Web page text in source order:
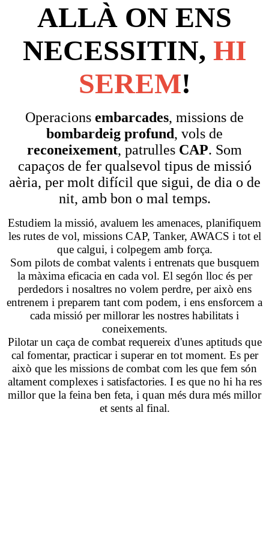
ALLÀ ON ENS
NECESSITIN, HI
SEREM!
Operacions embarcades, missions de
bombardeig profund, vols de
reconeixement, patrulles CAP. Som
capaços de fer qualsevol tipus de missió
aèria, per molt difícil que sigui, de dia o de
nit, amb bon o mal temps.
Estudiem la missió, avaluem les amenaces, planifiquem
les rutes de vol, missions CAP, Tanker, AWACS i tot el
que calgui, i colpegem amb força.
Som pilots de combat valents i entrenats que busquem
la màxima eficacia en cada vol. El segón lloc és per
perdedors i nosaltres no volem perdre, per això ens
entrenem i preparem tant com podem, i ens ensforcem a
cada missió per millorar les nostres habilitats i
coneixements.
Pilotar un caça de combat requereix d'unes aptituds que
cal fomentar, practicar i superar en tot moment. Es per
això que les missions de combat com les que fem són
altament complexes i satisfactories. I es que no hi ha res
millor que la feina ben feta, i quan més dura més millor
et sents al final.